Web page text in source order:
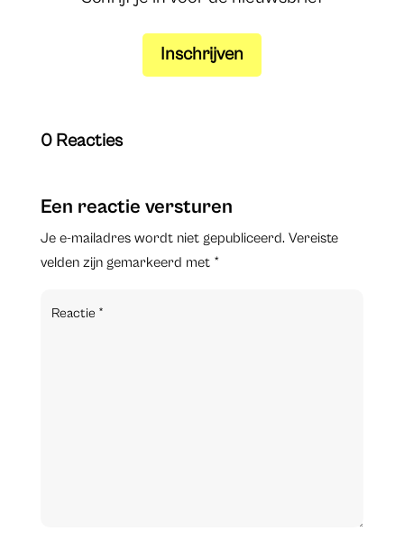
Inschrijven
0 Reacties
Een reactie versturen
Je e-mailadres wordt niet gepubliceerd. Vereiste
velden zijn gemarkeerd met *